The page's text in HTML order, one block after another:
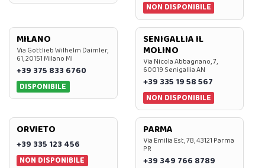
NON DISPONIBILE
MILANO
Via Gottlieb Wilhelm Daimler,
61, 20151 Milano MI
+39 375 833 6760
DISPONIBILE
SENIGALLIA IL
MOLINO
Via Nicola Abbagnano, 7,
60019 Senigallia AN
+39 335 19 58 567
NON DISPONIBILE
ORVIETO
+39 335 123 456
NON DISPONIBILE
PARMA
Via Emilia Est, 7B, 43121 Parma
PR
+39 349 766 8789